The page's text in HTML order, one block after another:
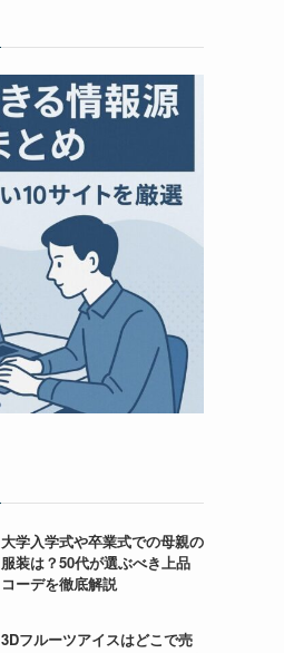
大学入学式や卒業式での母親の
服装は？50代が選ぶべき上品
コーデを徹底解説
3Dフルーツアイスはどこで売